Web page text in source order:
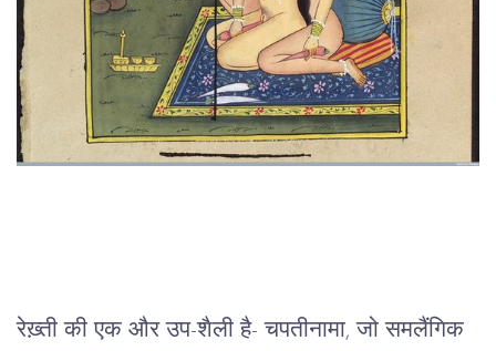
रेख़्ती की एक और उप-शैली है- चपतीनामा, जो समलैंगिक